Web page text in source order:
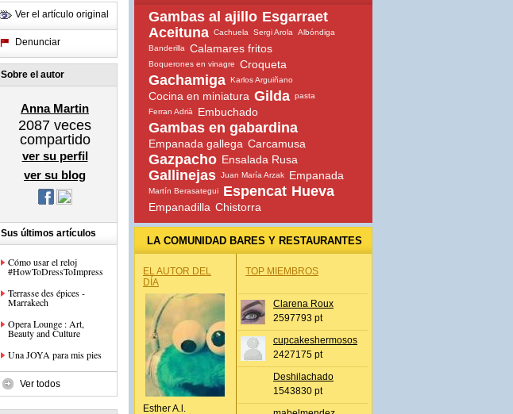
Ver el artículo original
Denunciar
Sobre el autor
Anna Martin
2087 veces
compartido
ver su perfil
ver su blog
Sus últimos artículos
Cómo usar el reloj
#HowToDressToImpress
Terrasse des épices -
Marrakech
Opera Lounge : Art,
Beauty and Culture
Una JOYA para mis pies
Ver todos
Gambas al ajillo Esgarraet
Aceituna Cachuela Sergi Arola
Albóndiga
Banderilla
Calamares fritos
Boquerones en vinagre Croqueta
Gachamiga Karlos Arguiñano
Cocina en miniatura Gilda pasta
Ferran Adrià
Embuchado
Gambas en gabardina
Empanada gallega Carcamusa
Gazpacho Ensalada Rusa
Gallinejas Juan María Arzak Empanada
Martín Berasategui Espencat Hueva
Empanadilla Chistorra
LA COMUNIDAD BARES Y RESTAURANTES
EL AUTOR DEL
DÍA
Esther A.l.
TOP MIEMBROS
Clarena Roux
2597793 pt
cupcakeshermosos
2427175 pt
Deshilachado
1543830 pt